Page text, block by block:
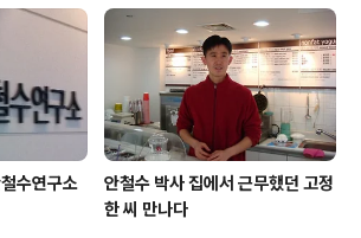
하기 위해 제작하는 것으로 이
한 모든 기법이 담겨 있는 애니
이다. 이처럼 이번 레이아웃전은
브리에서 만든 애니..
수연구소
안철수 박사 집에서 근무했던 고정
한 씨 만나다